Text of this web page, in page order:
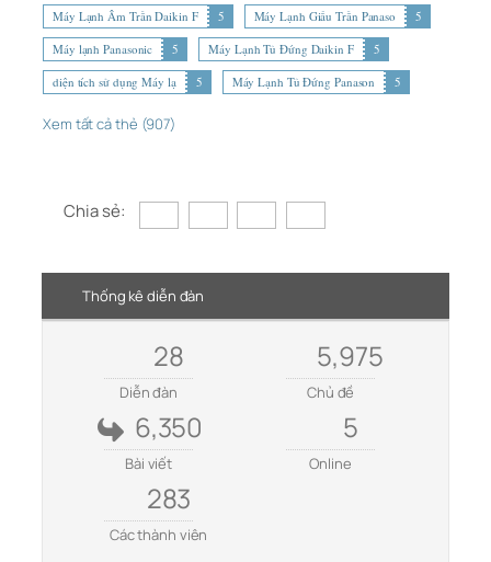
Máy Lạnh Âm Trần Daikin F
5 Máy Lạnh Giấu Trần Panaso
5
Máy lạnh Panasonic
5 Máy Lạnh Tủ Đứng Daikin F
5
diện tích sử dụng Máy lạ
5 Máy Lạnh Tủ Đứng Panason 5
Xem tất cả thẻ (907)
Chia sẻ:
Thống kê diễn đàn
28
Diễn đàn
5,975
Chủ đề
6,350
Bài viết
5
Online
283
Các thành viên